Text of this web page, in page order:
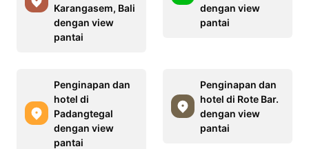
Karangasem, Bali
dengan view
pantai
dengan view
pantai
Penginapan dan
hotel di
Padangtegal
dengan view
pantai
Penginapan dan
hotel di Rote Bar.
dengan view
pantai